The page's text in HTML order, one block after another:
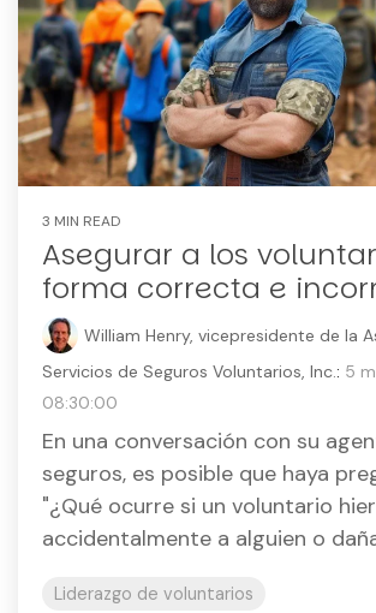
3 MIN READ
Asegurar a los
forma correcta e
William Henry, vicepresidente de la
Servicios de Seguros Voluntarios, Inc.: 5
08:30:00
En una conversación con su
seguros, es posible que haya
"¿Qué ocurre si un voluntario
accidentalmente a alguien o
Liderazgo de voluntarios